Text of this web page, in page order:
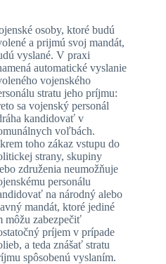
osoby, ktoré budú
a prijmú svoj mandát,
vyslané. V praxi
automatické vyslanie
vojenského
stratu jeho príjmu:
sa vojenský personál
kandidovať v
voľbách.
toho zákaz vstupu do
strany, skupiny
združenia neumožňuje
personálu
na národný alebo
mandát, ktoré jediné
môžu zabezpečiť
príjem v prípade
a teda znášať stratu
spôsobenú vyslaním.